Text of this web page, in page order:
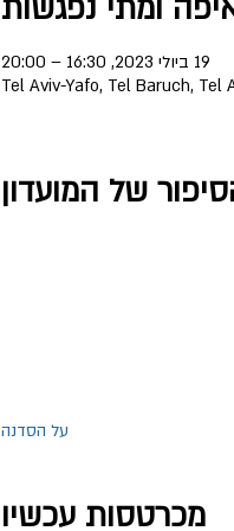
ומתי נפגשות
19 ביולי 2023, 16:30 – 20:00
Tel Aviv-Yafo, Tel Baruch, Tel
של המועדון
על הסדנה
מכרטסות עכשיו